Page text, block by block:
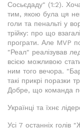
Сосьєдаду" (1:2).
тим, якою була ця
голи та пенальті у
трійку: про що
програти. Але MVP
"Реал" реалізував
всією можливою
ним того вечора.
такі прикрі поразки
Добре, що команда
Українці та їхнє
Усі 7 останніх голів